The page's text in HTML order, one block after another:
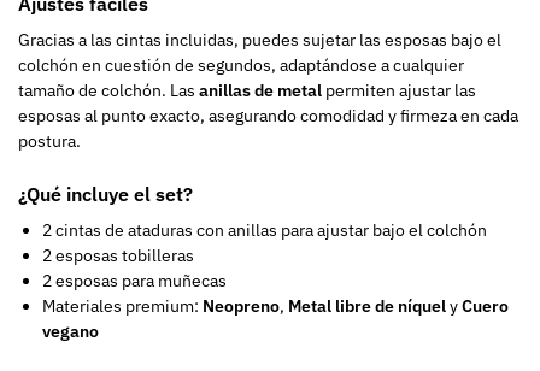
Gracias a las cintas incluidas, puedes sujetar las esposas bajo el
colchón en cuestión de segundos, adaptándose a cualquier
tamaño de colchón. Las anillas de metal permiten ajustar las
esposas al punto exacto, asegurando comodidad y firmeza en cada
postura.
¿Qué incluye el set?
2 cintas de ataduras con anillas para ajustar bajo el colchón
2 esposas tobilleras
2 esposas para muñecas
Materiales premium: Neopreno, Metal libre de níquelyCuero
vegano